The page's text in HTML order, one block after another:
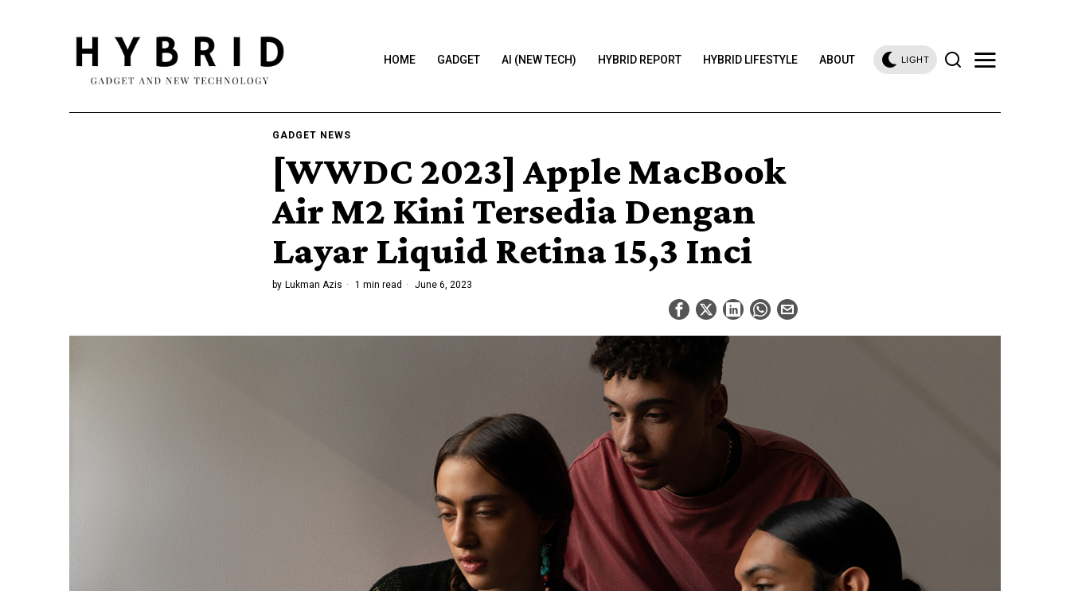
HOME GADGET AI (NEW TECH) HYBRID REPORT HYBRID LIFESTYLE ABOUT LIGHT
GADGET NEWS
[WWDC 2023] Apple MacBook
Air M2 Kini Tersedia Dengan
Layar Liquid Retina 15,3 Inci
by Lukman Azis 1 min read June 6, 2023